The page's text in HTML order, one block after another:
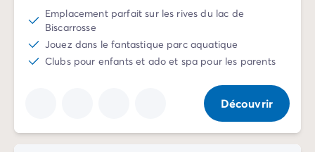
Camping Corrèze
Camping Midi-Pyrénées
Camping Aveyron
Camping Millau
Emplacement parfait sur les rives du lac de
Biscarrosse
Jouez dans le fantastique parc aquatique
Clubs pour enfants et ado et spa pour les parents
Découvrir